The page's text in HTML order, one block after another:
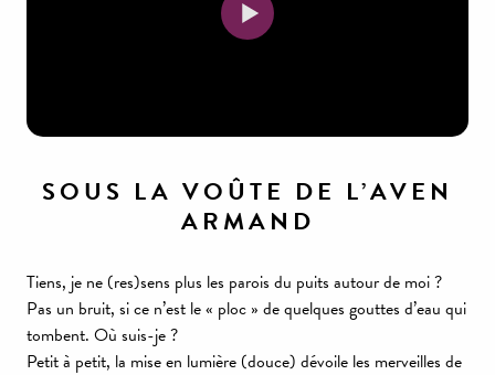
SOUS LA VOÛTE DE L’AVEN
ARMAND
Tiens, je ne (res)sens plus les parois du puits autour de moi ?
Pas un bruit, si ce n’est le « ploc » de quelques gouttes d’eau qui
tombent. Où suis-je ?
Petit à petit, la mise en lumière (douce) dévoile les merveilles de